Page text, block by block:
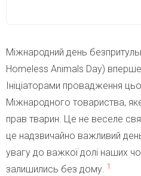
Міжнародний день
Homeless Animals Day) вперше
Ініціаторами провадження
Міжнародного товариства,
прав тварин. Це не веселе
це надзвичайно важливий
увагу до важкої долі наших
залишились без дому. 1